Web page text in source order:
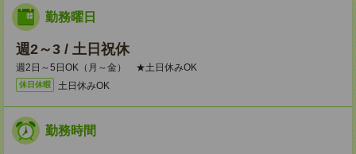
勤務曜日
週2～3 / 土日祝休
週2日～5日OK（月～金） ★土日休みOK
休日休暇 土日休みOK
勤務時間